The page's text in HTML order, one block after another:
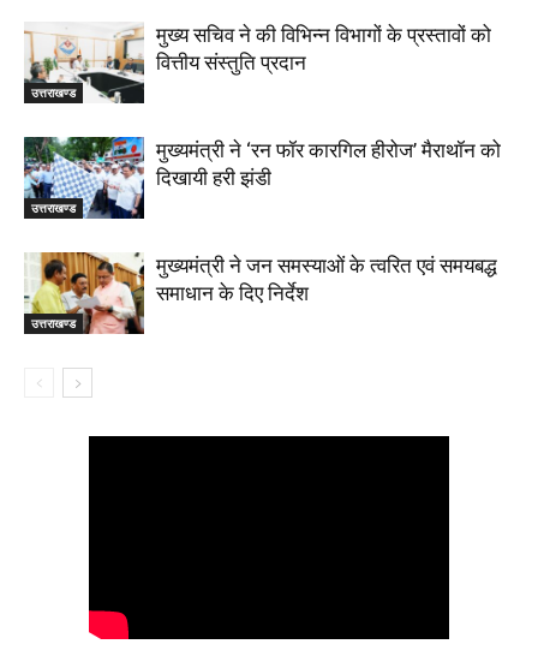
उत्तराखण्ड
मुख्य सचिव ने की विभिन्न विभागों के प्रस्तावों को
वित्तीय संस्तुति प्रदान
उत्तराखण्ड
मुख्यमंत्री ने ‘रन फॉर कारगिल हीरोज’ मैराथॉन को
दिखायी हरी झंडी
उत्तराखण्ड
मुख्यमंत्री ने जन समस्याओं के त्वरित एवं समयबद्ध
समाधान के दिए निर्देश